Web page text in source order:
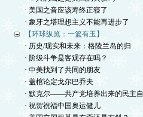
· 美国之音应该寿终正寝了
· 象牙之塔理想主义不能再进步了
【环球纵览：一篮有玉】
· 历史/现实和未来：格陵兰岛的归
· 阶级斗争是客观存在吗？
· 中美找到了共同的朋友
· 盖棺论定戈尔巴乔夫
· 默克尔——共产党培养出来的民主自
· 祝贺祝福中国奥运健儿